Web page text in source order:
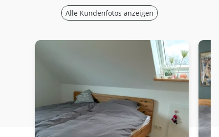
Alle Kundenfotos anzeigen